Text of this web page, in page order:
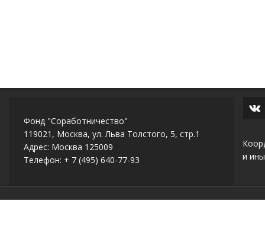
Фонд "Соработничество"
119021, Москва, ул. Льва Толстого, 5, стр.1
Адрес: Москва 125009
Телефон: + 7 (495) 640-77-93
и